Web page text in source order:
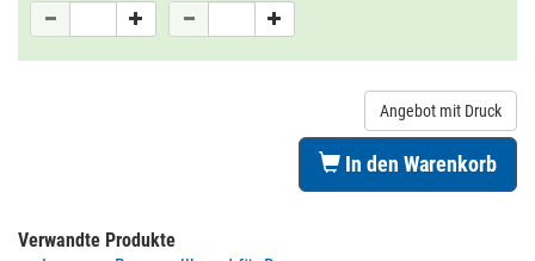
Angebot mit Druck
In den Warenkorb
Verwandte Produkte